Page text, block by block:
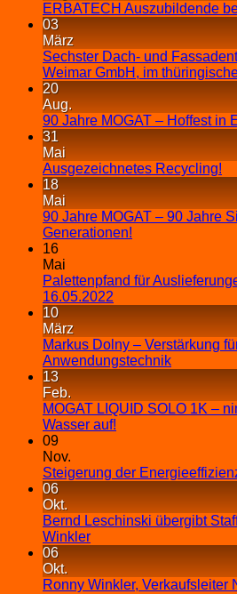
ERBATECH Auszubildende
03
März
Sechster Dach- und
Weimar GmbH, im
20
Aug.
90 Jahre MOGAT – Hoffest in
31
Mai
Ausgezeichnetes Recycling!
18
Mai
90 Jahre MOGAT – 90 Jahre
Generationen!
16
Mai
Palettenpfand für
16.05.2022
10
März
Markus Dolny – Verstärkung
Anwendungstechnik
13
Feb.
MOGAT LIQUID SOLO 1K –
Wasser auf!
09
Nov.
Steigerung der
06
Okt.
Bernd Leschinski übergibt
Winkler
06
Okt.
Ronny Winkler, Verkaufsleiter